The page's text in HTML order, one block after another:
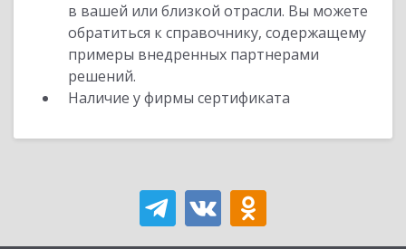
в вашей или близкой отрасли. Вы можете
обратиться к справочнику, содержащему
примеры внедренных партнерами
решений.
Наличие у фирмы сертификата